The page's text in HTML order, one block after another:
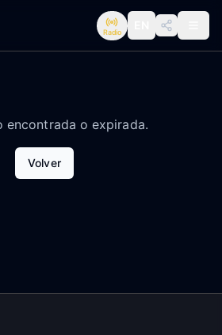
Radio
encontrada o expirada.
Volver